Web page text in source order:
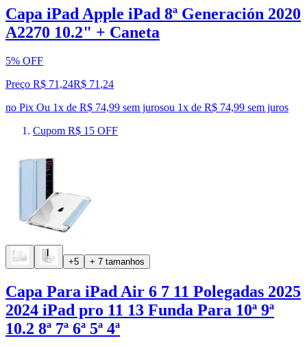
Capa iPad Apple iPad 8ª Generación 2020
A2270 10.2" + Caneta
5% OFF
Preço R$ 71,24R$ 71,24
no Pix Ou 1x de R$ 74,99 sem jurosou 1x de R$ 74,99 sem juros
Cupom R$ 15 OFF
+5 + 7 tamanhos
Capa Para iPad Air 6 7 11 Polegadas 2025
2024 iPad pro 11 13 Funda Para 10ª 9ª
10.2 8ª 7ª 6ª 5ª 4ª